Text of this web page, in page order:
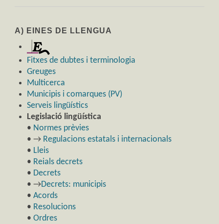
A) EINES DE LLENGUA
Fitxes de dubtes i terminologia
Greuges
Multicerca
Municipis i comarques (PV)
Serveis lingüístics
Legislació lingüística
• Normes prèvies
• → Regulacions estatals i internacionals
• Lleis
• Reials decrets
• Decrets
• →Decrets: municipis
• Acords
• Resolucions
• Ordres